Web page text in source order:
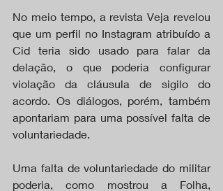
No meio tempo, a revista Veja revelou
que um perfil no Instagram atribuído a
Cid teria sido usado para falar da
delação, o que poderia configurar
violação da cláusula de sigilo do
acordo. Os diálogos, porém, também
apontariam para uma possível falta de
voluntariedade.
Uma falta de voluntariedade do militar
poderia, como mostrou a Folha,